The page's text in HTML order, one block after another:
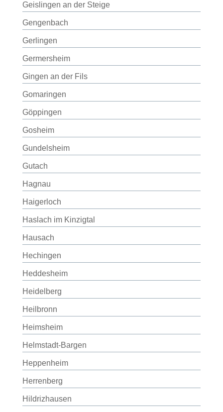
Geislingen an der Steige
Gengenbach
Gerlingen
Germersheim
Gingen an der Fils
Gomaringen
Göppingen
Gosheim
Gundelsheim
Gutach
Hagnau
Haigerloch
Haslach im Kinzigtal
Hausach
Hechingen
Heddesheim
Heidelberg
Heilbronn
Heimsheim
Helmstadt-Bargen
Heppenheim
Herrenberg
Hildrizhausen